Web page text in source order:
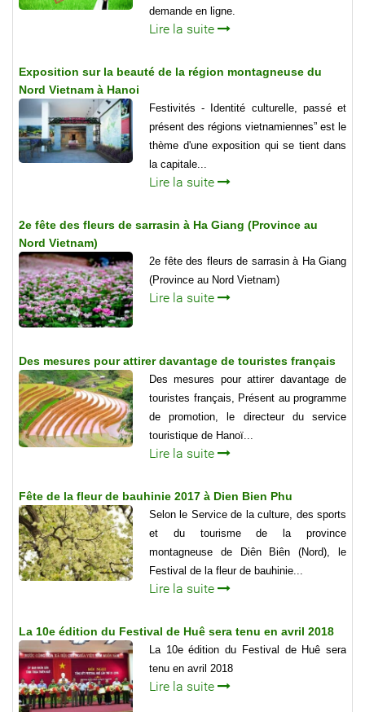
demande en ligne.
Lire la suite
Exposition sur la beauté de la région montagneuse du
Nord Vietnam à Hanoi
Festivités - Identité culturelle, passé et
présent des régions vietnamiennes” est le
thème d'une exposition qui se tient dans
la capitale...
Lire la suite
2e fête des fleurs de sarrasin à Ha Giang (Province au
Nord Vietnam)
2e fête des fleurs de sarrasin à Ha Giang
(Province au Nord Vietnam)
Lire la suite
Des mesures pour attirer davantage de touristes français
Des mesures pour attirer davantage de
touristes français, Présent au programme
de promotion, le directeur du service
touristique de Hanoï...
Lire la suite
Fête de la fleur de bauhinie 2017 à Dien Bien Phu
Selon le Service de la culture, des sports
et du tourisme de la province
montagneuse de Diên Biên (Nord), le
Festival de la fleur de bauhinie...
Lire la suite
La 10e édition du Festival de Huê sera tenu en avril 2018
La 10e édition du Festival de Huê sera
tenu en avril 2018
Lire la suite